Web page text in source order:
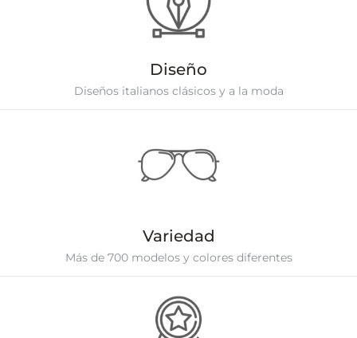
Diseño
Diseños italianos clásicos y a la moda
Variedad
Más de 700 modelos y colores diferentes